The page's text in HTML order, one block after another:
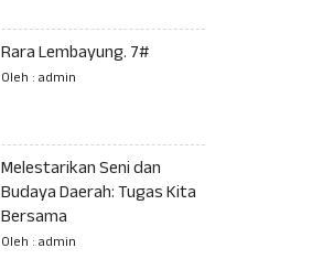
Rara Lembayung. 7#
Oleh : admin
Melestarikan Seni dan
Budaya Daerah: Tugas Kita
Bersama
Oleh : admin